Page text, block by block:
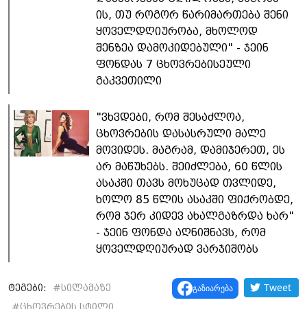
ის, თუ როგორ წარიმართება შენი
ყოველდღიურობა, მხოლოდ
შენზეა დამოკიდებული" - ჯეინ
ფონდას 7 ცხოვრებისეული
გაკვეთილი
"ვხვდები, რომ შესაძლოა,
ცხოვრების დასასრული მალე
მოვიდეს. მაგრამ, დამიჯერეთ, ეს
არ მაწუხებს. შეიძლება, 60 წლის
ასაკში თავს მოხუცად თვლიდე,
ხოლო 85 წლის ასაკში ფიქრობდე,
რომ ჯერ კიდევ ახალგაზრდა ხარ"
- ჯეინ ფონდა აღნიშნავს, რომ
ყოველდღიურად ვარჯიშობს
ტეგები: #სილამაზე
გაზიარება Tweet